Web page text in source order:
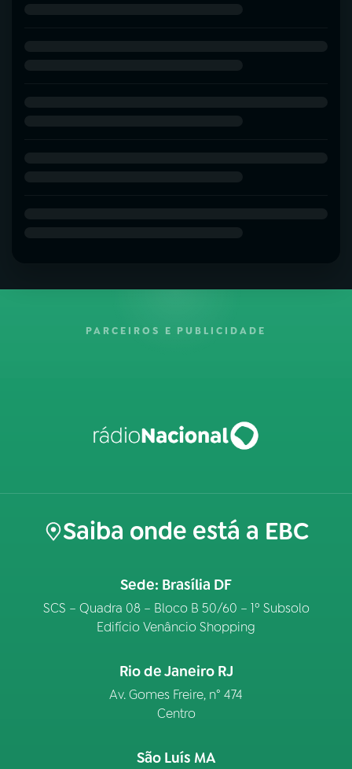
PARCEIROS E PUBLICIDADE
Saiba onde está a EBC
Sede: Brasília DF
SCS – Quadra 08 – Bloco B 50/60 – 1º Subsolo
Edifício Venâncio Shopping
Rio de Janeiro RJ
Av. Gomes Freire, n° 474
Centro
São Luís MA